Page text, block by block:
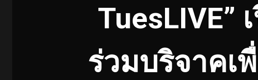
ร่วมบริจาคเ